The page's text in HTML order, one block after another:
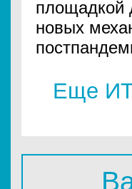
площадкой
новых
Еще